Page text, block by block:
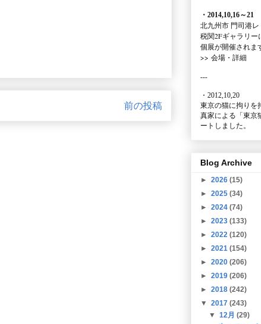
前の投稿
・2014,10,16～21
北九州市 門司港
税関2Fギャラリー
個展が開催されま
>> 会場・詳細
---
・2012,10,20
東京の猫に拘りを
真家による 「東
ートしました。
Blog Archive
► 2026 (15)
► 2025 (34)
► 2024 (74)
► 2023 (133)
► 2022 (120)
► 2021 (154)
► 2020 (206)
► 2019 (206)
► 2018 (242)
▼ 2017 (243)
▼12月(29)